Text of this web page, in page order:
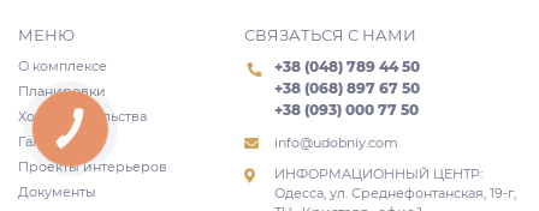
МЕНЮ
О комплексе
Планировки
Ход строительства
Галерея
Проекты интерьеров
Документы
СВЯЗАТЬСЯ С НАМИ
+38 (048) 789 44 50
+38 (068) 897 67 50
+38 (093) 000 77 50
info@udobniy.com
ИНФОРМАЦИОННЫЙ ЦЕНТР:
Одесса, ул. Среднефонтанская, 19-г,
КНОПКА
СВЯЗИ